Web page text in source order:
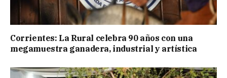
Corrientes: La Rural celebra 90 años con una
megamuestra ganadera, industrial y artística